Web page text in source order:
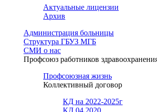
Актуальные лицензии
Архив
Администрация больницы
Структура ГБУЗ МГБ
СМИ о нас
Профсоюз работников
Профсоюзная жизнь
Коллективный договор
КД на 2022-2025г